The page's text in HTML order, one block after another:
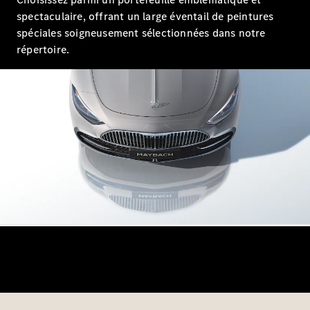
Configurateur
Mercedes-
Benz Store
Coupé
AMG GT
spectaculaire, offrant un large éventail de peintures
spéciales soigneusement sélectionnées dans notre
répertoire.